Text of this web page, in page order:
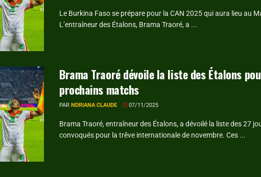
Le Burkina Faso se prépare pour la CAN 2025 qui aura lieu au
L’entraîneur des Étalons, Brama Traoré, a ...
Brama Traoré dévoile la liste des Étalons
prochains matchs
PAR NDRIANA CLAUDE 07/11/2025
Brama Traoré, entraîneur des Étalons, a dévoilé la liste des 27
convoqués pour la trêve internationale de novembre. Ces ...